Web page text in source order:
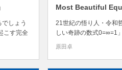
しょう
こす完全
の次の
Most Beautiful
21世紀の悟り人・令和
しい奇跡の数式0=∞=1
が半分以上バージョン
たくて記事を書きます
原田卓